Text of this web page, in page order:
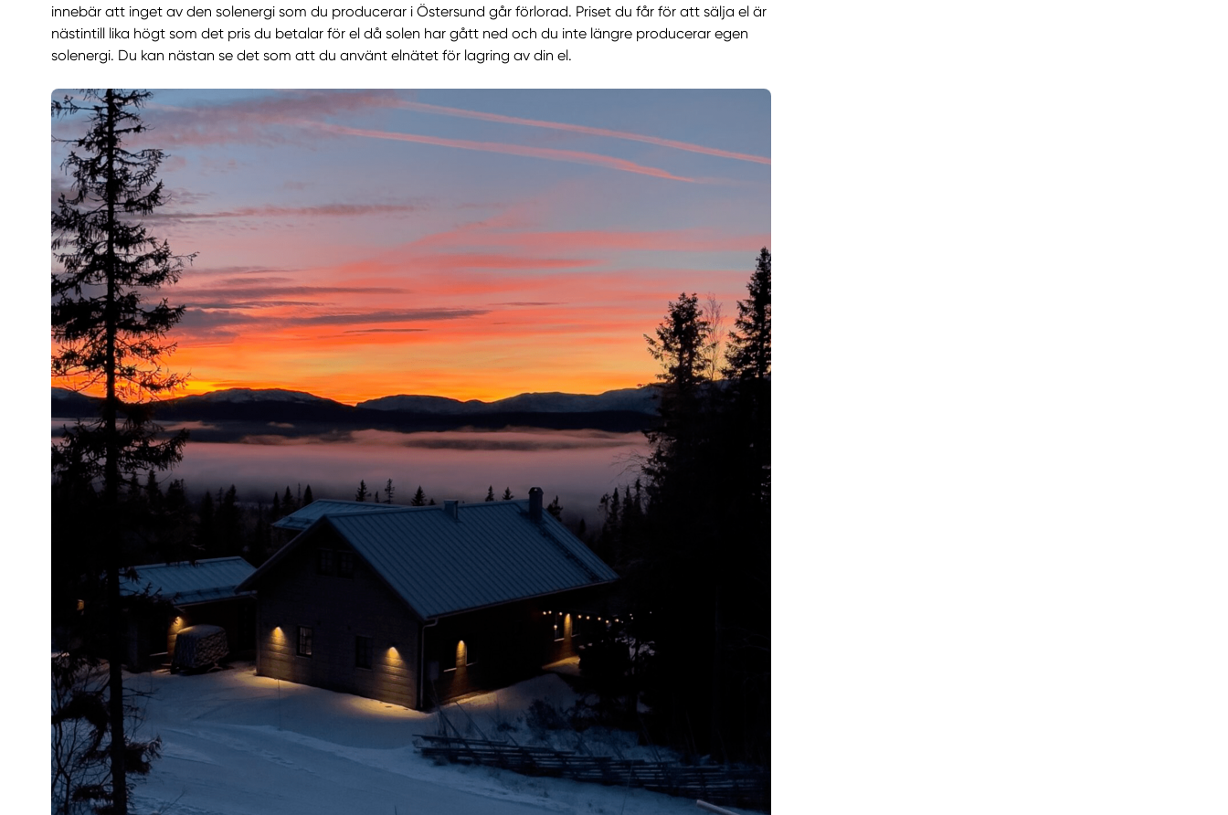
innebär att inget av den solenergi som du producerar i Östersund går förlorad. Priset du får för att sälja el är
nästintill lika högt som det pris du betalar för el då solen har gått ned och du inte längre producerar egen
solenergi. Du kan nästan se det som att du använt elnätet för lagring av din el.